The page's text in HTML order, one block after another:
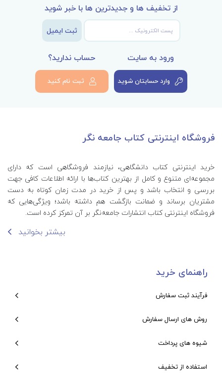
از تخفیف ها و جدیدترین ها با خبر شوید
ثبت ایمیل
ورود به سایت
وارد حسابتان شوید
حساب ندارید؟
ثبت نام کنید
فروشگاه اینترنتی کتاب جامعه نگر
خرید اینترنتی کتاب‌ دانشگاهی، نیازمند فروشگاهی است که دارای
مجموعه‌ای متنوع و کامل از بهترین کتاب‌ها با ارائه اطلاعات کافی جهت
بررسی و انتخاب باشد و پس از خرید در مدت زمان کوتاه به دست
مشتریان برساند و ضمانت بازگشت هم داشته باشد؛ ویژگی‌هایی که
فروشگاه اینترنتی کتاب انتشارات جامعه‌نگر بر آن تمرکز کرده است.
بیشتر بخوانید
راهنمای خرید
فرآیند ثبت سفارش
روش های ارسال سفارش
شیوه های پرداخت
استفاده از تخفیف